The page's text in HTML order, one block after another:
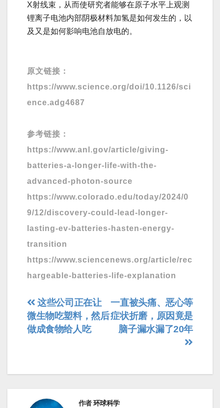
X射线束，从而使研究者能够在原子水平上观测
锂离子电池内部阴极材料加氢是如何发生的，以
及又是如何影响电池自放电的。
原文链接：
https://www.science.org/doi/10.1126/sci
ence.adg4687
参考链接：
https://www.anl.gov/article/giving-
batteries-a-longer-life-with-the-
advanced-photon-source
https://www.colorado.edu/today/2024/0
9/12/discovery-could-lead-longer-
lasting-ev-batteries-hasten-energy-
transition
https://www.sciencenews.org/article/rec
hargeable-batteries-life-explanation
文
章
一直被头痛、恶心等
症状折磨，原因竟是
脑子漏水漏了20年
这些公司正在让
微生物吃塑料，然后
做成食物给人吃
作者环球科学